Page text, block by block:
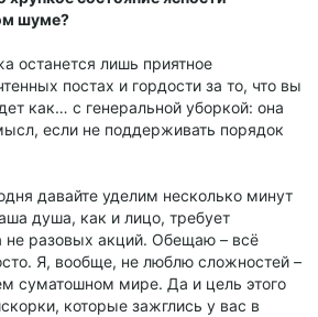
шуме?
останется лишь приятное
постах и гордости за то, что вы
как… с генеральной уборкой: она
если не поддерживать порядок
давайте уделим несколько минут
душа, как и лицо, требует
не разовых акций. Обещаю – всё
Я, вообще, не люблю сложностей –
суматошном мире. Да и цель этого
которые зажглись у вас в